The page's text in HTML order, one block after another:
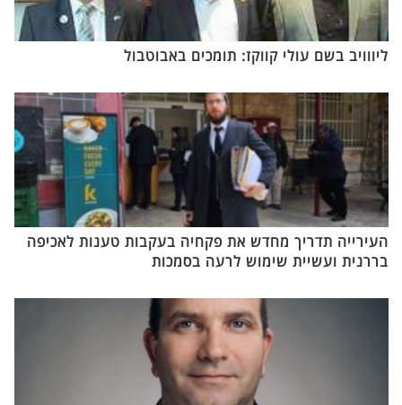
ליווויב בשם עולי קווקז: תומכים באבוטבול
העירייה תדריך מחדש את פקחיה בעקבות טענות לאכיפה
בררנית ועשיית שימוש לרעה בסמכות